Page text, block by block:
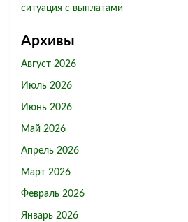
ситуация с выплатами
Архивы
Август 2026
Июль 2026
Июнь 2026
Май 2026
Апрель 2026
Март 2026
Февраль 2026
Январь 2026